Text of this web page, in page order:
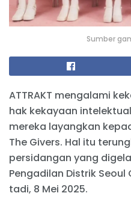
Sumber
ATTRAKT mengalami
hak kekayaan
mereka layangkan
The Givers. Hal itu
persidangan yang
Pengadilan Distrik
tadi, 8 Mei 2025.